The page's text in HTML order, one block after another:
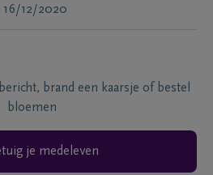
16/12/2020
brand een kaarsje of bestel
bloemen
je medeleven